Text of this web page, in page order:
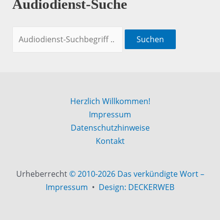
Audiodienst-Suche
Suchen
Herzlich Willkommen!
Impressum
Datenschutzhinweise
Kontakt
Urheberrecht© 2010-2026 Das verkündigte Wort –
Impressum • Design: DECKERWEB